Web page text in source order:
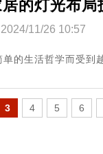
的灯光布局
11/26 10:57
的生活哲学而受到
3 4 5 6